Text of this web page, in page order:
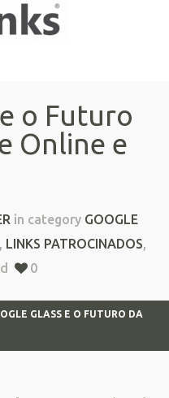
o Futuro
Online e
in category GOOGLE
, LINKS PATROCINADOS,
0
GLASS E O FUTURO DA